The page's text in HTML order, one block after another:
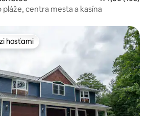
pláže, centra mesta a kasína
hosťami
hosťami